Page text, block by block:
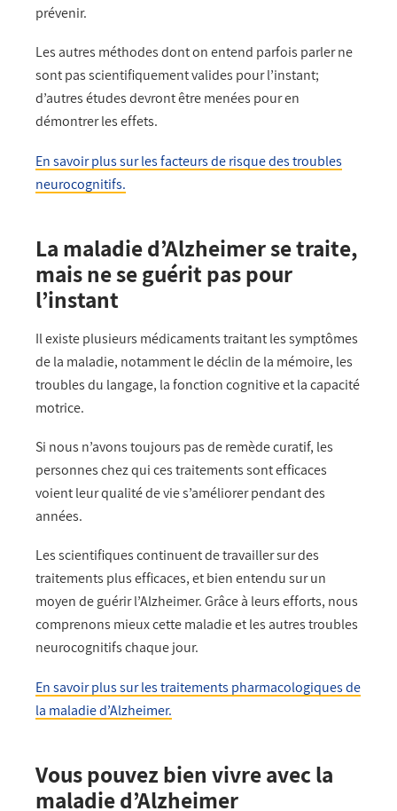
prévenir.
Les autres méthodes dont on entend parfois parler ne
sont pas scientifiquement valides pour l’instant;
d’autres études devront être menées pour en
démontrer les effets.
En savoir plus sur les facteurs de risque des troubles
neurocognitifs.
La maladie d’Alzheimer se traite,
mais ne se guérit pas pour
l’instant
Il existe plusieurs médicaments traitant les symptômes
de la maladie, notamment le déclin de la mémoire, les
troubles du langage, la fonction cognitive et la capacité
motrice.
Si nous n’avons toujours pas de remède curatif, les
personnes chez qui ces traitements sont efficaces
voient leur qualité de vie s’améliorer pendant des
années.
Les scientifiques continuent de travailler sur des
traitements plus efficaces, et bien entendu sur un
moyen de guérir l’Alzheimer. Grâce à leurs efforts, nous
comprenons mieux cette maladie et les autres troubles
neurocognitifs chaque jour.
En savoir plus sur les traitements pharmacologiques de
la maladie d’Alzheimer.
Vous pouvez bien vivre avec la
maladie d’Alzheimer